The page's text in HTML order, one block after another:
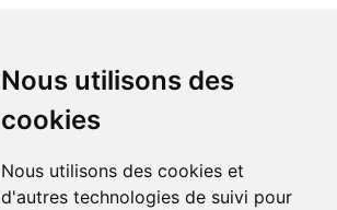
Nous utilisons des
cookies
Nous utilisons des cookies et
d'autres technologies de suivi pour